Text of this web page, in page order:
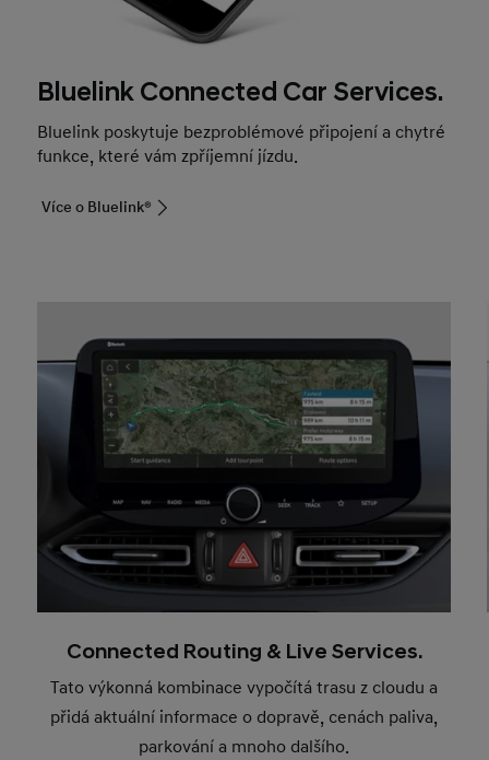
Bluelink Connected Car Services.
Bluelink poskytuje bezproblémové připojení a chytré
funkce, které vám zpříjemní jízdu.
Více o Bluelink®
Connected Routing & Live Services.
Tato výkonná kombinace vypočítá trasu z cloudu a
přidá aktuální informace o dopravě, cenách paliva,
parkování a mnoho dalšího.